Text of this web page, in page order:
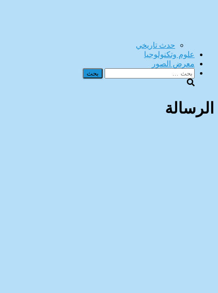
حدث تاريخي
علوم وتكنولوجيا
معرض الصور
البحث
عن:
الرسالة